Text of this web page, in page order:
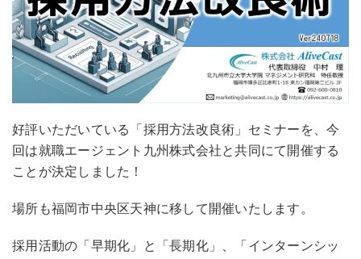
好評いただいている「採用方法改良術」セミナーを、今
回は就職エージェント九州株式会社と共同にて開催する
ことが決定しました！
場所も福岡市中央区天神に移して開催いたします。
採用活動の「早期化」と「長期化」、「インターンシッ